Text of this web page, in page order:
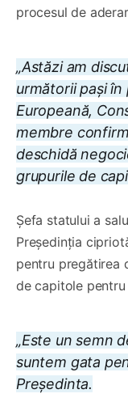
procesul de
„Astăzi am
următorii pași în
Europeană,
membre
deschidă
grupurile de
Șefa statului a
Președinția
pentru pregătirea
de capitole
„Este un semn
suntem gata
Președinta.